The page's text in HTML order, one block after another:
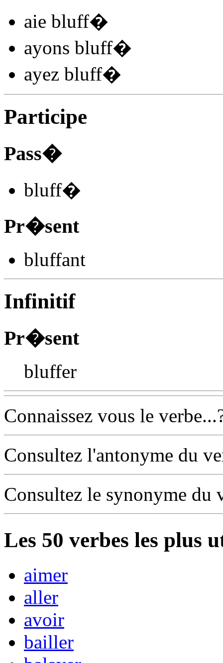
aie bluff�
ayons bluff�
ayez bluff�
Participe
Pass�
bluff�
Pr�sent
bluffant
Infinitif
Pr�sent
bluffer
Connaissez vous le
Consultez l'antonyme du
Consultez le synonyme du
Les 50 verbes les plus
aimer
aller
avoir
bailler